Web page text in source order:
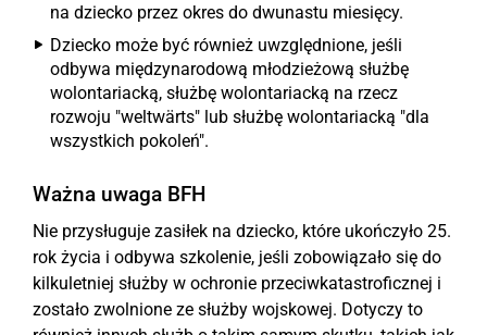
na dziecko przez okres do dwunastu miesięcy.
Dziecko może być również uwzględnione, jeśli
odbywa międzynarodową młodzieżową służbę
wolontariacką, służbę wolontariacką na rzecz
rozwoju "weltwärts" lub służbę wolontariacką "dla
wszystkich pokoleń".
Ważna uwaga BFH
Nie przysługuje zasiłek na dziecko, które ukończyło 25.
rok życia i odbywa szkolenie, jeśli zobowiązało się do
kilkuletniej służby w ochronie przeciwkatastroficznej i
zostało zwolnione ze służby wojskowej. Dotyczy to